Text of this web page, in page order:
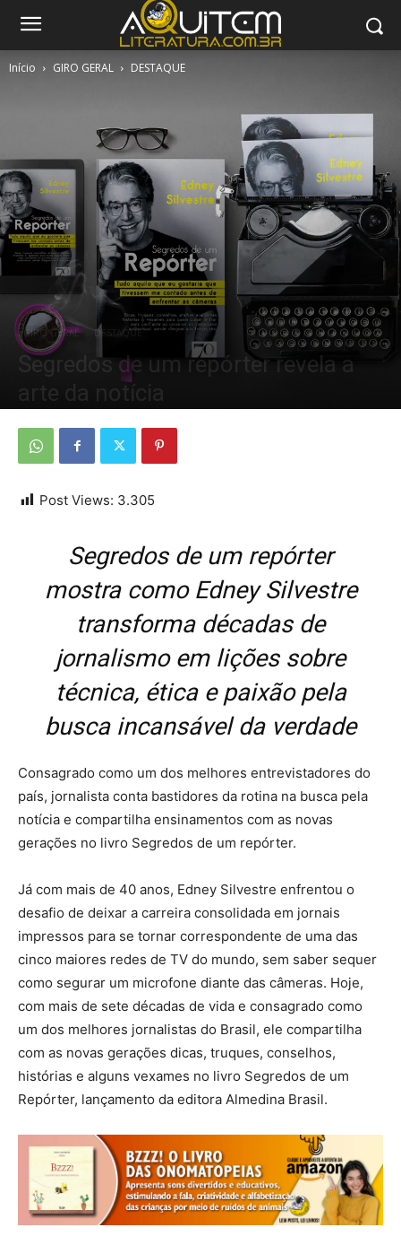
Início GIRO GERAL DESTAQUE
GIRO GERAL DESTAQUE
Segredos de um repórter revela a
arte da notícia
Post Views: 3.305
Segredos de um repórter
mostra como Edney Silvestre
transforma décadas de
jornalismo em lições sobre
técnica, ética e paixão pela
busca incansável da verdade
Consagrado como um dos melhores entrevistadores do
país, jornalista conta bastidores da rotina na busca pela
notícia e compartilha ensinamentos com as novas
gerações no livro Segredos de um repórter.
Já com mais de 40 anos, Edney Silvestre enfrentou o
desafio de deixar a carreira consolidada em jornais
impressos para se tornar correspondente de uma das
cinco maiores redes de TV do mundo, sem saber sequer
como segurar um microfone diante das câmeras. Hoje,
com mais de sete décadas de vida e consagrado como
um dos melhores jornalistas do Brasil, ele compartilha
com as novas gerações dicas, truques, conselhos,
histórias e alguns vexames no livro Segredos de um
Repórter, lançamento da editora Almedina Brasil.